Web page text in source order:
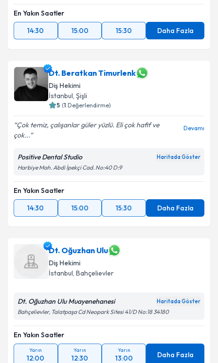
En Yakın Saatler
14:30
15:00 15:30 Daha Fazla
Dt. Beratkan Timurlenk
Diş Hekimi
İstanbul, Şişli
5 (1 Değerlendirme)
Çok temiz, çalışanlar güler yüzlü. Eli çok hafif ve
çok...
Devamı
Positive Dental Studio Haritada Göster
Harbiye Mah. Abdi İpekçi Cad. No:40 D:9
En Yakın Saatler
14:30
15:00 15:30 Daha Fazla
Dt. Oğuzhan Ulu
Diş Hekimi
İstanbul, Bahçelievler
Dt. Oğuzhan Ulu Muayenehanesi Haritada Göster
Bahçelievler, Talatpaşa Cd Neopark Sitesi 41/D No:18 34180
En Yakın Saatler
Yarın
12:00
Yarın
12:30
Yarın
13:00 Daha Fazla